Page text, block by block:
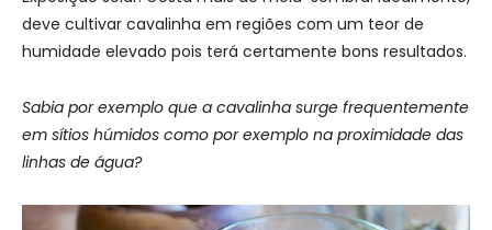
deve cultivar cavalinha em regiões com um teor de
humidade elevado pois terá certamente bons resultados.
Sabia por exemplo que a cavalinha surge frequentemente
em sítios húmidos como por exemplo na proximidade das
linhas de água?